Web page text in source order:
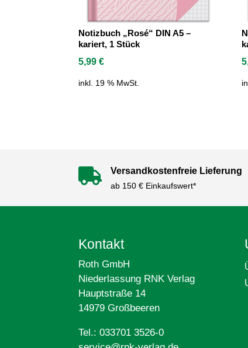
Notizbuch „Rosé“ DIN A5 –
kariert, 1 Stück
5,99€
inkl. 19 % MwSt.
 Versandkostenfreie Lieferung
ab 150 € Einkaufswert*
Kontakt
Roth GmbH
Niederlassung RNK Verlag
Hauptstraße 14
14979 Großbeeren
Tel.: 033701 3526-0